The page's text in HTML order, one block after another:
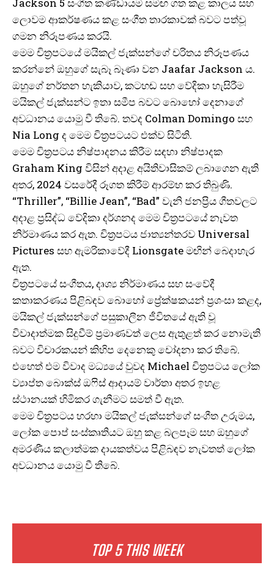
TOP 5 THIS WEEK
ලොවම ආකර්ෂණය කළ සංගීත තාරකාවක් බවට පත්වූ
ගමන නිරූපණය කරයි.
මෙම චිත්‍රපටයේ මයිකල් ජැක්සන්ගේ චරිතය නිරූපණය
කරන්නේ ඔහුගේ සැබෑ බෑණා වන Jaafar Jackson ය.
ඔහුගේ නර්තන හැකියාව, කටහඬ සහ වේදිකා හැසිරීම
මයිකල් ජැක්සන්ට ඉතා සමීප බවට බොහෝ දෙනාගේ
අවධානය යොමු වී තිබේ. තවද Colman Domingo සහ
Nia Long ද මෙම චිත්‍රපටයට එක්ව සිටිති.
මෙම චිත්‍රපටය නිෂ්පාදනය කිරීම සඳහා නිෂ්පාදක
Graham King විසින් අදාළ අයිතිවාසිකම් ලබාගෙන ඇති
අතර, 2024 වසරේදී රූගත කිරීම් ආරම්භ කර තිබුණි.
“Thriller”, “Billie Jean”, “Bad” වැනි ජනප්‍රිය ගීතවලට
අදාළ ප්‍රසිද්ධ වේදිකා දර්ශනද මෙම චිත්‍රපටයේ නැවත
නිර්මාණය කර ඇත. චිත්‍රපටය ජාත්‍යන්තරව Universal
Pictures සහ ඇමරිකාවේදී Lionsgate මඟින් බෙදාහැර
ඇත.
චිත්‍රපටයේ සංගීතය, දෘශ්‍ය නිර්මාණය සහ සංවේදී
කතාකරණය පිළිබඳව බොහෝ ප්‍රේක්ෂකයන් ප්‍රශංසා කළද,
මයිකල් ජැක්සන්ගේ පසුකාලීන ජීවිතයේ ඇති වූ
විවාදාත්මක සිදුවීම් ප්‍රමාණවත් ලෙස ඇතුළත් කර නොමැති
බවට විචාරකයන් කිහිප දෙනෙකු චෝදනා කර තිබේ.
එහෙත් එම විවාද මධ්‍යයේ වුවද Michael චිත්‍රපටය ලෝක
ව්‍යාප්ත බොක්ස් ඔෆිස් ආදායම් වාර්තා අතර ඉහළ
ස්ථානයක් හිමිකර ගැනීමට සමත් වී ඇත.
මෙම චිත්‍රපටය හරහා මයිකල් ජැක්සන්ගේ සංගීත උරුමය,
ලෝක පොප් සංස්කෘතියට ඔහු කළ බලපෑම සහ ඔහුගේ
අමරණීය කලාත්මක දායකත්වය පිළිබඳව නැවතත් ලෝක
අවධානය යොමු වී තිබේ.